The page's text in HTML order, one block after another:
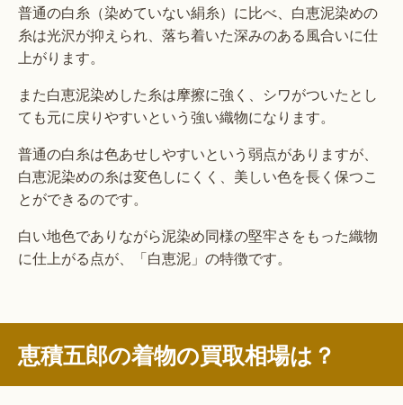
普通の白糸（染めていない絹糸）に比べ、白恵泥染めの
糸は光沢が抑えられ、落ち着いた深みのある風合いに仕
上がります。
また白恵泥染めした糸は摩擦に強く、シワがついたとし
ても元に戻りやすいという強い織物になります。
普通の白糸は色あせしやすいという弱点がありますが、
白恵泥染めの糸は変色しにくく、美しい色を長く保つこ
とができるのです。
白い地色でありながら泥染め同様の堅牢さをもった織物
に仕上がる点が、「白恵泥」の特徴です。
恵積五郎の着物の買取相場は？